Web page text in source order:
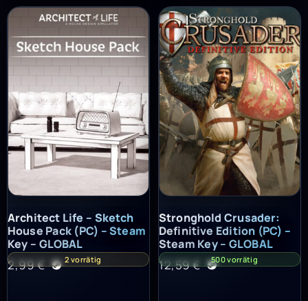
Architect Life – Sketch House Pack (PC) – Steam Key – GLOBAL
Architect Life – Sketch
House Pack (PC) – Steam
Key – GLOBAL
2,99€ 2 vorrätig
Stronghold Crusader: Definitive
Stronghold Crusader:
Definitive Edition (PC) –
Steam Key – GLOBAL
12,59€ 500 vorrätig